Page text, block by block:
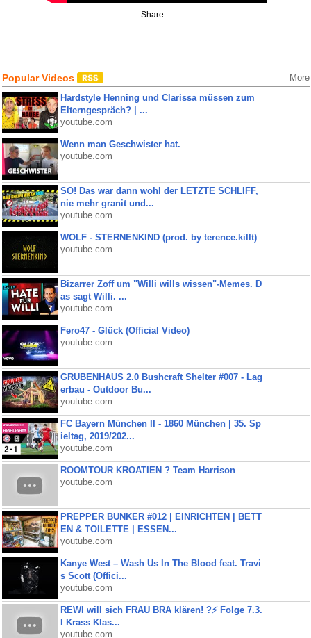
Share:
Popular Videos More
Hardstyle Henning und Clarissa müssen zum
Elterngespräch? | ...
youtube.com
Wenn man Geschwister hat.
youtube.com
SO! Das war dann wohl der LETZTE SCHLIFF,
nie mehr granit und...
youtube.com
WOLF - STERNENKIND (prod. by terence.killt)
youtube.com
Bizarrer Zoff um "Willi wills wissen"-Memes. D
as sagt Willi. ...
youtube.com
Fero47 - Glück (Official Video)
youtube.com
GRUBENHAUS 2.0 Bushcraft Shelter #007 - Lag
erbau - Outdoor Bu...
youtube.com
FC Bayern München II - 1860 München | 35. Sp
ieltag, 2019/202...
youtube.com
ROOMTOUR KROATIEN ? Team Harrison
youtube.com
PREPPER BUNKER #012 | EINRICHTEN | BETT
EN & TOILETTE | ESSEN...
youtube.com
Kanye West – Wash Us In The Blood feat. Travi
s Scott (Offici...
youtube.com
REWI will sich FRAU BRA klären! ?⚡️ Folge 7.3.
I Krass Klas...
youtube.com